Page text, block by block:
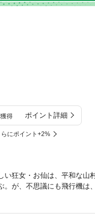
獲得 ポイント詳細
にポイント+2%
い狂女・お仙は、平和な山
。が、不思議にも飛行機
その子に降りかかる運命